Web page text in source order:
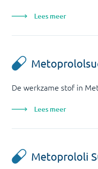
Lees meer
De werkzame stof in
Lees meer
Metoprololi